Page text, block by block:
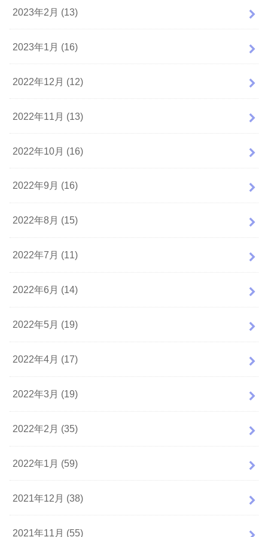
2023年2月 (13)
2023年1月 (16)
2022年12月 (12)
2022年11月 (13)
2022年10月 (16)
2022年9月 (16)
2022年8月 (15)
2022年7月 (11)
2022年6月 (14)
2022年5月 (19)
2022年4月 (17)
2022年3月 (19)
2022年2月 (35)
2022年1月 (59)
2021年12月 (38)
2021年11月 (55)